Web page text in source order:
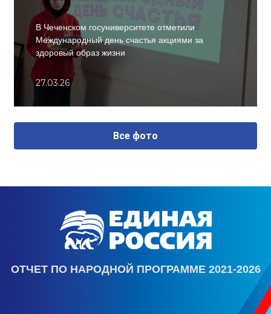
В Чеченском госуниверситете отметили
Международный день счастья акциями за
здоровый образ жизни
27.03.26
Все фото
ОТЧЕТ ПО НАРОДНОЙ ПРОГРАММЕ 2021-2026